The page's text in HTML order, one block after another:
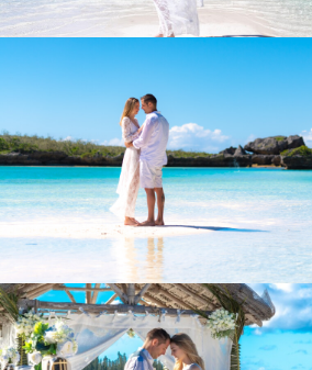
ニューカレドニア フォトウェディ
NIA PHOTO WEDDING
ニューカレドニア フォトウェディ
NIA PHOTO WEDDING